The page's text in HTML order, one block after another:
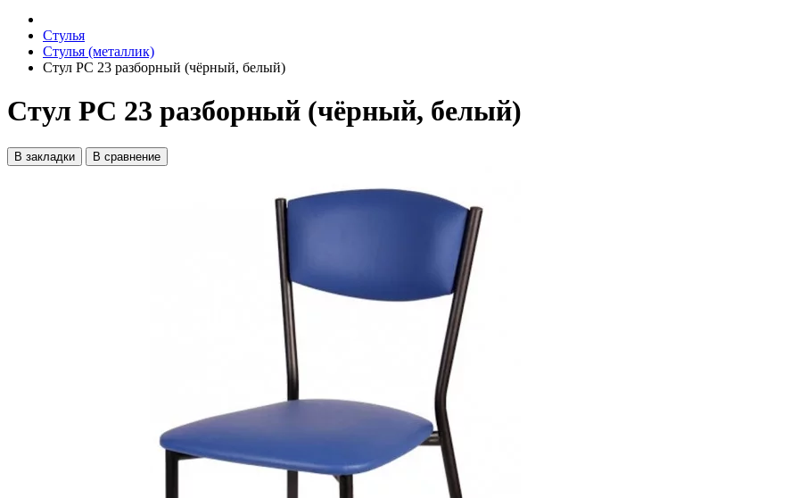
Стулья
Стулья (металлик)
Стул РС 23 разборный (чёрный, белый)
Стул РС 23 разборный (чёрный, белый)
В закладки В сравнение